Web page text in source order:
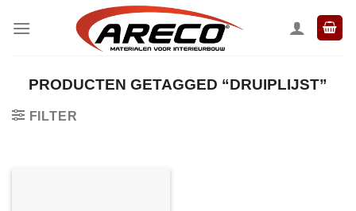
naar
PRODUCTEN GETAGGED “DRUIPLIJST”
FILTER